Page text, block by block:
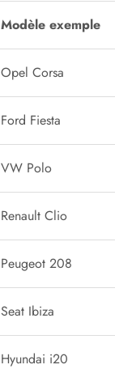
Modèle exemple
Opel Corsa
Ford Fiesta
VW Polo
Renault Clio
Peugeot 208
Seat Ibiza
Hyundai i20